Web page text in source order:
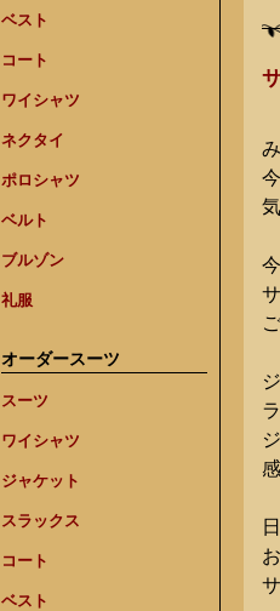
ベスト
コート
ワイシャツ
ネクタイ
ポロシャツ
ベルト
ブルゾン
礼服
オーダースーツ
スーツ
ワイシャツ
ジャケット
スラックス
コート
ベスト